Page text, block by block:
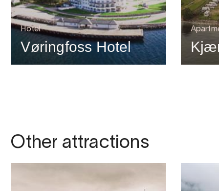
Hotel
Vøringfoss Hotel
Other attractions